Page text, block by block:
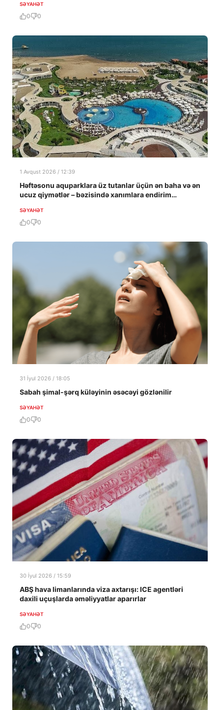
SƏYAHƏT
0 0
1 Avqust 2026 / 12:39
Həftəsonu aquparklara üz tutanlar üçün ən baha və ən
ucuz qiymətlər – bəzisində xanımlara endirim…
SƏYAHƏT
0 0
31 İyul 2026 / 18:05
Sabah şimal-şərq küləyinin əsəcəyi gözlənilir
SƏYAHƏT
0 0
30 İyul 2026 / 15:59
ABŞ hava limanlarında viza axtarışı: ICE agentləri
daxili uçuşlarda əməliyyatlar aparırlar
SƏYAHƏT
0 0